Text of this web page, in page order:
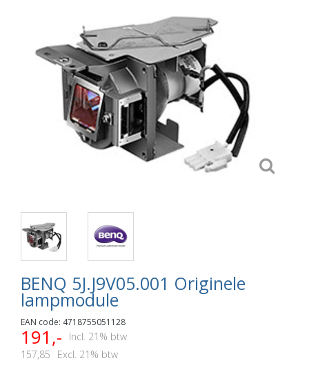
BENQ 5J.J9V05.001 Originele
lampmodule
EAN code: 4718755051128
191,-
Incl. 21% btw
157,85
Excl. 21% btw